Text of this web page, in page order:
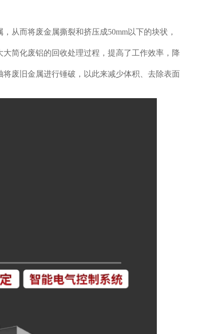
从而将废金属撕裂和挤压成50mm以下的块状，
简化废铝的回收处理过程，提高了工作效率，降
废旧金属进行锤破，以此来减少体积、去除表面